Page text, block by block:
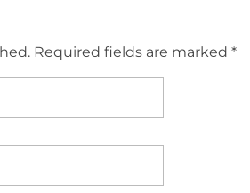
Required fields are marked *